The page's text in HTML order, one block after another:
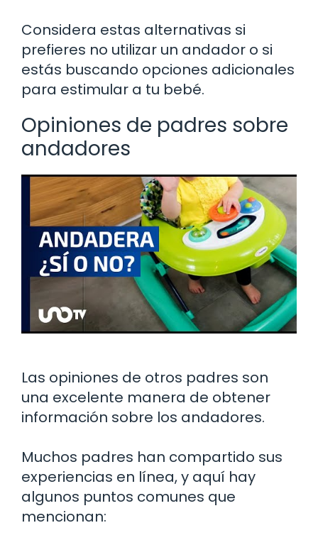
Considera estas alternativas si
prefieres no utilizar un andador o si
estás buscando opciones adicionales
para estimular a tu bebé.
Opiniones de padres sobre
andadores
Las opiniones de otros padres son
una excelente manera de obtener
información sobre los andadores.
Muchos padres han compartido sus
experiencias en línea, y aquí hay
algunos puntos comunes que
mencionan: